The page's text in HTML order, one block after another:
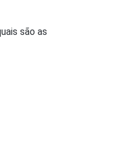
são as